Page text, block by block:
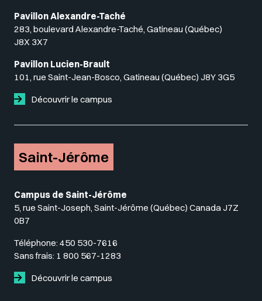
Pavillon Alexandre-Taché
283, boulevard Alexandre-Taché, Gatineau (Québec)
J8X 3X7
Pavillon Lucien-Brault
101, rue Saint-Jean-Bosco, Gatineau (Québec) J8Y 3G5
Découvrir le campus
Saint-Jérôme
Campus de Saint-Jérôme
5, rue Saint-Joseph, Saint-Jérôme (Québec) Canada J7Z
0B7
Téléphone: 450 530-7616
Sans frais: 1 800 567-1283
Découvrir le campus